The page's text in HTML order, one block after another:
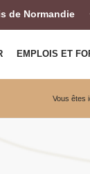
de Normandie
EMPLOIS ET
Vous êtes